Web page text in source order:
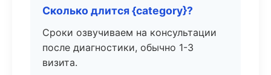
Сколько длится {category}?
Сроки озвучиваем на консультации
после диагностики, обычно 1-3
визита.